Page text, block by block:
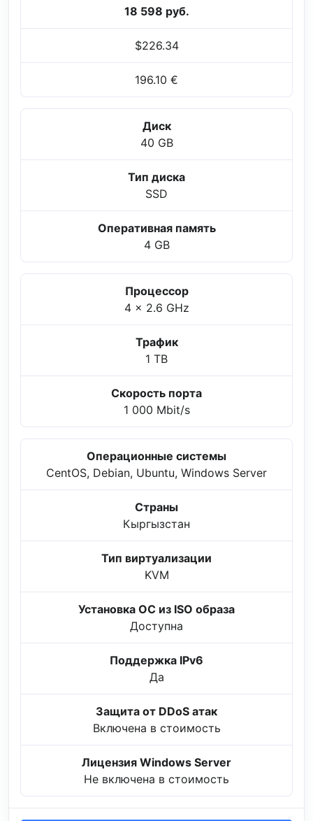
18 598 руб.
$226.34
196.10 €
Диск
40 GB
Тип диска
SSD
Оперативная память
4 GB
Процессор
4 x 2.6 GHz
Трафик
1 TB
Скорость порта
1 000 Mbit/s
Операционные системы
CentOS, Debian, Ubuntu, Windows Server
Страны
Кыргызстан
Тип виртуализации
KVM
Установка ОС из ISO образа
Доступна
Поддержка IPv6
Да
Защита от DDoS атак
Включена в стоимость
Лицензия Windows Server
Не включена в стоимость